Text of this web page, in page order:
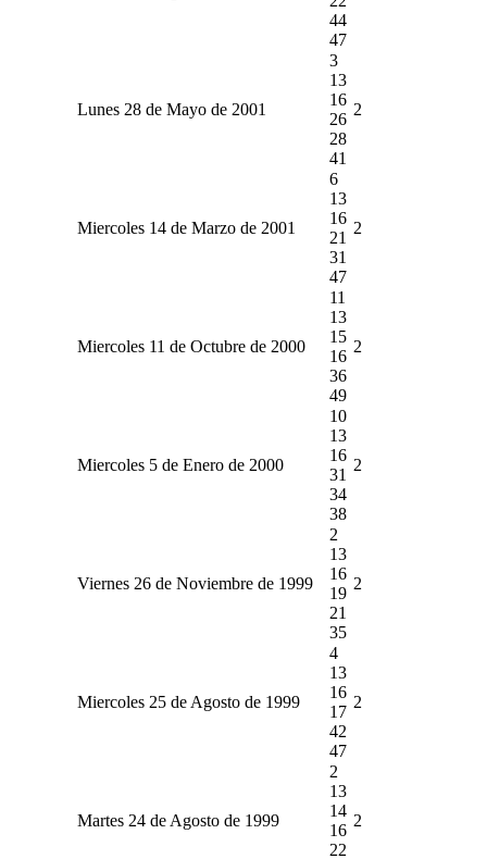
44
47
Lunes 28 de Mayo de 2001
3
13
16
26
28
41
2
Miercoles 14 de Marzo de 2001
6
13
16
21
31
47
2
Miercoles 11 de Octubre de 2000
11
13
15
16
36
49
2
Miercoles 5 de Enero de 2000
10
13
16
31
34
38
2
Viernes 26 de Noviembre de 1999
2
13
16
19
21
35
2
Miercoles 25 de Agosto de 1999
4
13
16
17
42
47
2
Martes 24 de Agosto de 1999
2
13
14
16
22
2